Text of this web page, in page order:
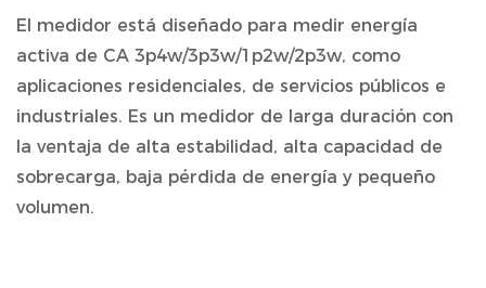
El medidor está diseñado para medir energía
activa de CA 3p4w/3p3w/1p2w/2p3w, como
aplicaciones residenciales, de servicios públicos e
industriales. Es un medidor de larga duración con
la ventaja de alta estabilidad, alta capacidad de
sobrecarga, baja pérdida de energía y pequeño
volumen.